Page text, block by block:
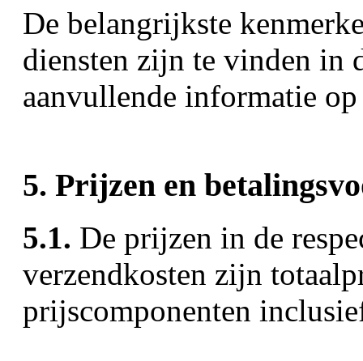
De belangrijkste
diensten zijn te vinden in
aanvullende informatie
5. Prijzen en
5.1. De prijzen in de
verzendkosten zijn
prijscomponenten